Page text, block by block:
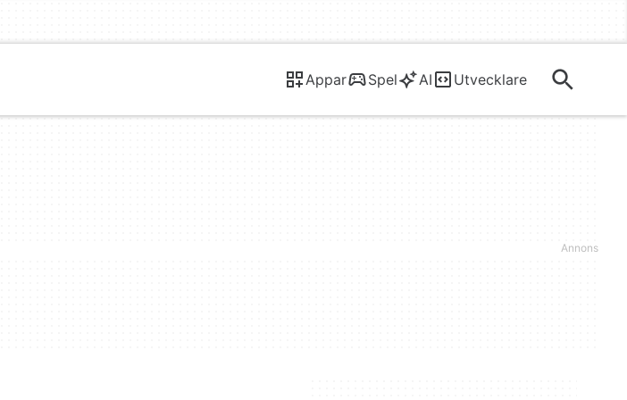
Appar Spel AI Utvecklare